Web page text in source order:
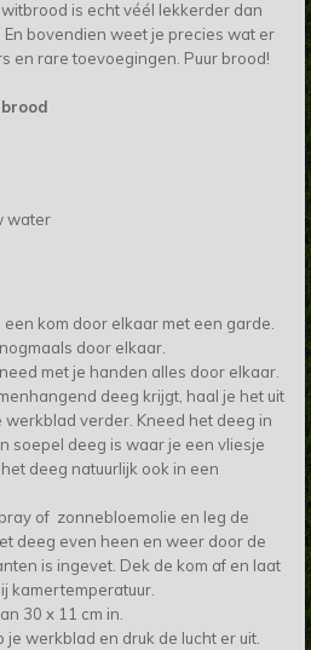
is echt véél lekkerder dan
bovendien weet je precies wat er
en rare toevoegingen. Puur brood!
water
kom door elkaar met een garde.
door elkaar.
met je handen alles door elkaar.
deeg krijgt, haal je het uit
werkblad verder. Kneed het deeg in
soepel deeg is waar je een vliesje
deeg natuurlijk ook in een
of zonnebloemolie en leg de
deeg even heen en weer door de
is ingevet. Dek de kom af en laat
kamertemperatuur.
30 x 11 cm in.
werkblad en druk de lucht er uit.